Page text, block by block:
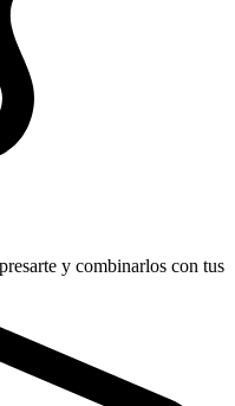
y combinarlos con tus